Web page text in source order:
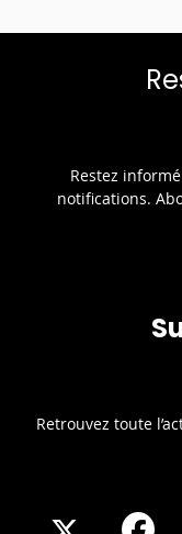
Restez
notifications.
Retrouvez toute